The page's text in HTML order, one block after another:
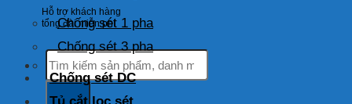
Hỗ trợ khách hàng
tổng đài miễn phí
Tìm
kiếm:
Chống sét 1 pha
Chống sét 3 pha
Chống sét DC